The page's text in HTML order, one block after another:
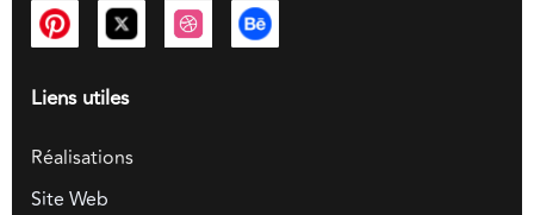
Liens utiles
Réalisations
Site Web